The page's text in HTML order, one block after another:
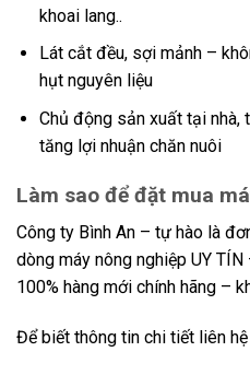
khoai lang..
Lát cắt đều, sợi mảnh –
hụt nguyên liệu
Chủ động sản xuất tại nhà,
tăng lợi nhuận chăn nuôi
Làm sao để đặt mua
Công ty Bình An – tự hào là
dòng máy nông nghiệp UY
100% hàng mới chính hãng –
Để biết thông tin chi tiết liên